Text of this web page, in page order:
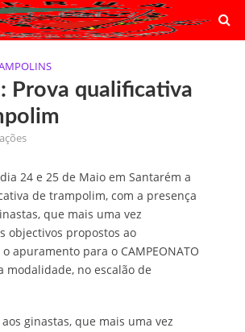
Prova qualificativa
24 e 25 de Maio em Santarém a
de trampolim, com a presença
que mais uma vez
objectivos propostos ao
apuramento para o CAMPEONATO
modalidade, no escalão de
ginastas, que mais uma vez